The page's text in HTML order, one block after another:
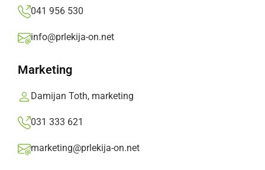
041 956 530
info@prlekija-on.net
Marketing
Damijan Toth, marketing
031 333 621
marketing@prlekija-on.net
delavca
ponedeljek, 22. marec 2021 ob 08:42